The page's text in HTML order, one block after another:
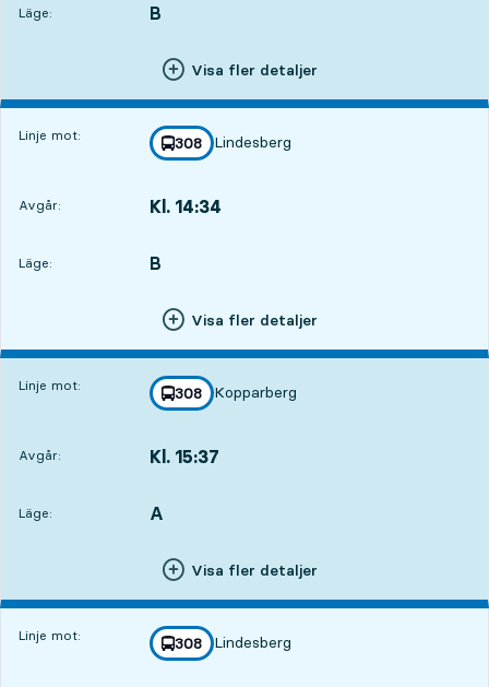
Läge:
LÄGE, B
,
Visa fler detaljer
Linje mot: linje
308
mot
Lindesberg
,
Avgår: Kl. 14:34
Läge:
LÄGE, B
,
Visa fler detaljer
Linje mot: linje
308
mot
Kopparberg
,
Avgår: Kl. 15:37
Läge:
LÄGE, A
,
Visa fler detaljer
Linje mot: linje
308
mot
Lindesberg
,